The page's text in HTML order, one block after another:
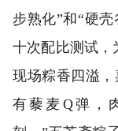
步熟化”和“硬
十次配比测试，
现场粽香四溢
有藜麦Q弹，